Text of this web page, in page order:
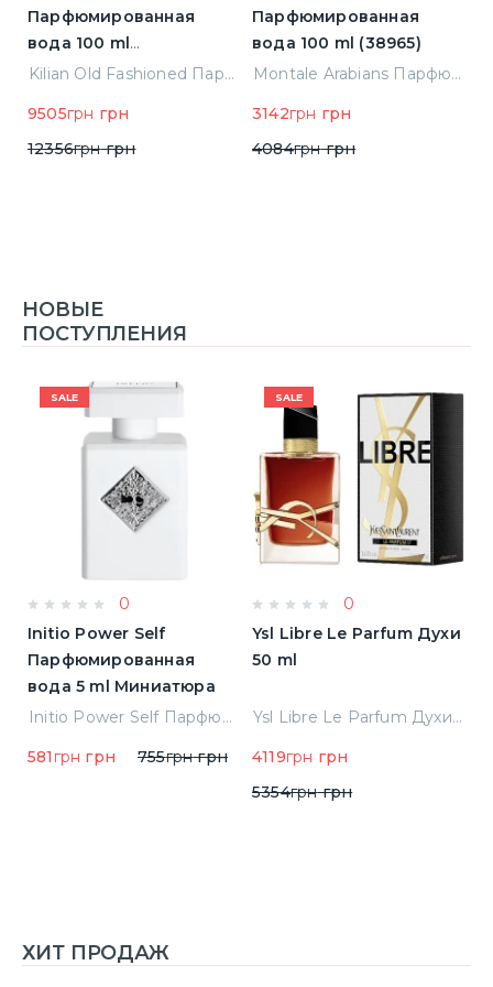
Парфюмированная
вода 100 ml
(3700550240723)
Kilian Old Fashioned Парфюмированная вода 100 ml (3700550240723)
9505грн грн
12356грнгрн
Парфюмированная
вода 100 ml (38965)
Montale Arabians Парфюмированная вода 100 ml (38965)
3142грн грн
4084грнгрн
НОВЫЕ
ПОСТУПЛЕНИЯ
SALE
0
Initio Power Self
Парфюмированная
вода 5 ml Миниатюра
Initio Power Self Парфюмированная вода 5 ml Миниатюра
581 грн грн 755грнгрн
SALE
0
Ysl Libre Le Parfum Духи
50 ml
Ysl Libre Le Parfum Духи 50 ml
4119грн грн
5354грнгрн
ХИТ ПРОДАЖ